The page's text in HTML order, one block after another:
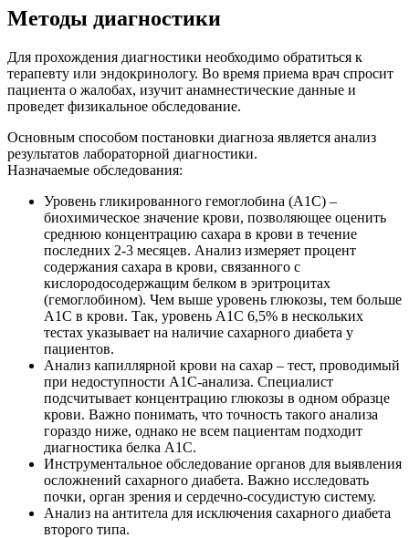
Методы диагностики
Для прохождения диагностики необходимо обратиться к
терапевту или эндокринологу. Во время приема врач спросит
пациента о жалобах, изучит анамнестические данные и
проведет физикальное обследование.
Основным способом постановки диагноза является анализ
результатов лабораторной диагностики.
Назначаемые обследования:
Уровень гликированного гемоглобина (A1C) –
биохимическое значение крови, позволяющее оценить
среднюю концентрацию сахара в крови в течение
последних 2-3 месяцев. Анализ измеряет процент
содержания сахара в крови, связанного с
кислородосодержащим белком в эритроцитах
(гемоглобином). Чем выше уровень глюкозы, тем больше
A1C в крови. Так, уровень A1C 6,5% в нескольких
тестах указывает на наличие сахарного диабета у
пациентов.
Анализ капиллярной крови на сахар – тест, проводимый
при недоступности A1C-анализа. Специалист
подсчитывает концентрацию глюкозы в одном образце
крови. Важно понимать, что точность такого анализа
гораздо ниже, однако не всем пациентам подходит
диагностика белка A1C.
Инструментальное обследование органов для выявления
осложнений сахарного диабета. Важно исследовать
почки, орган зрения и сердечно-сосудистую систему.
Анализ на антитела для исключения сахарного диабета
второго типа.